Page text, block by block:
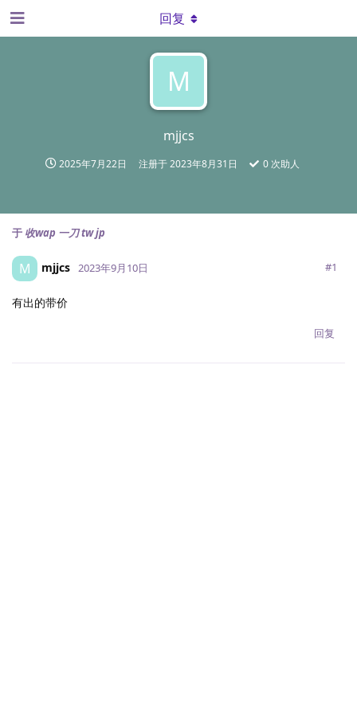
M
mjjcs
2025年7月22日 注册于2023年8月31日 0 次助人
回复
于 收wap 一刀 tw jp
M mjjcs 2023年9月10日 #1
有出的带价
回复